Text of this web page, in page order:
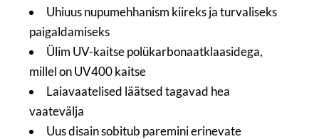
Uhiuus nupumehhanism kiireks ja turvaliseks
paigaldamiseks
Ülim UV-kaitse polükarbonaatklaasidega,
millel on UV400 kaitse
Laiavaatelised läätsed tagavad hea
vaatevälja
Uus disain sobitub paremini erinevate